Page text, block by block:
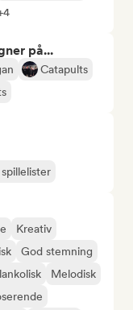
på...
Catapults
Kreativ
God stemning
Melodisk